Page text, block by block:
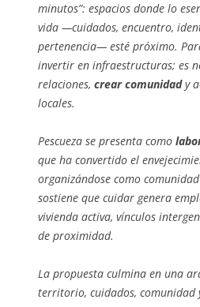
minutos”: espacios donde lo
vida —cuidados, encuentro,
pertenencia— esté próximo.
invertir en infraestructuras; es
relaciones, crear comunidady
locales.
Pescueza se presenta como
que ha convertido el
organizándose como
sostiene que cuidar genera
vivienda activa, vínculos
de proximidad.
La propuesta culmina en una
territorio, cuidados, comunidad